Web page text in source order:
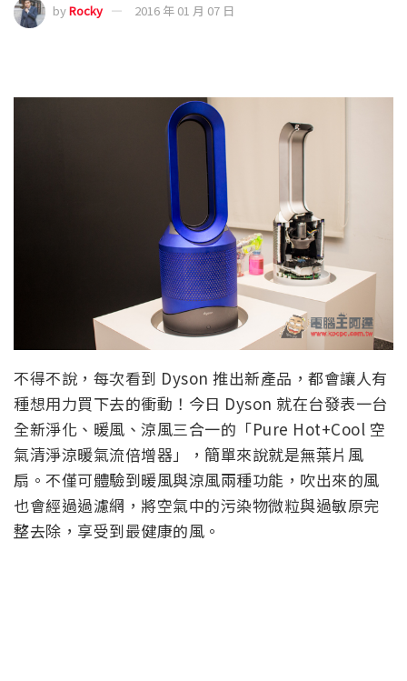
byRocky 2016 年 01 月 07 日
不得不說，每次看到 Dyson 推出新產品，都會讓人有
種想用力買下去的衝動！今日 Dyson 就在台發表一台
全新淨化、暖風、涼風三合一的「Pure Hot+Cool 空
氣清淨涼暖氣流倍增器」，簡單來說就是無葉片風
扇。不僅可體驗到暖風與涼風兩種功能，吹出來的風
也會經過過濾網，將空氣中的污染物微粒與過敏原完
整去除，享受到最健康的風。